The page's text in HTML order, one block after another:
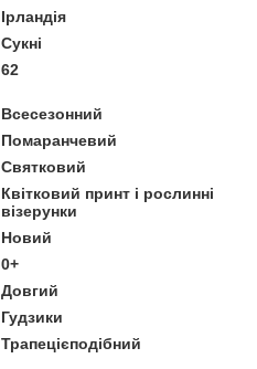
Ірландія
Сукні
62
Всесезонний
Помаранчевий
Святковий
Квітковий принт і рослинні
візерунки
Новий
0+
Довгий
Гудзики
Трапецієподібний